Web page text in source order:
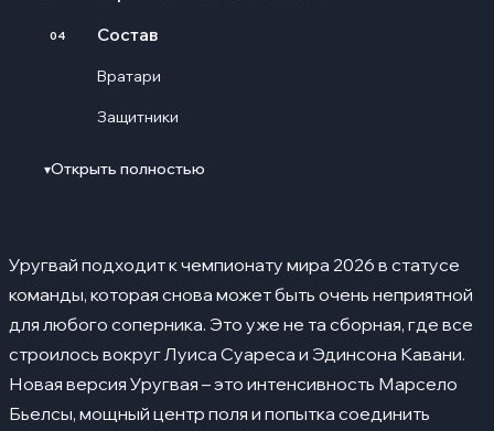
04 Состав
Вратари
Защитники
Мануэль Угарте
Дарвин Нуньес
Родриго Бентанкур
▾Открыть полностью
Уругвай подходит к чемпионату мира 2026 в статусе
команды, которая снова может быть очень неприятной
для любого соперника. Это уже не та сборная, где все
строилось вокруг Луиса Суареса и Эдинсона Кавани.
Новая версия Уругвая – это интенсивность Марсело
Бьелсы, мощный центр поля и попытка соединить